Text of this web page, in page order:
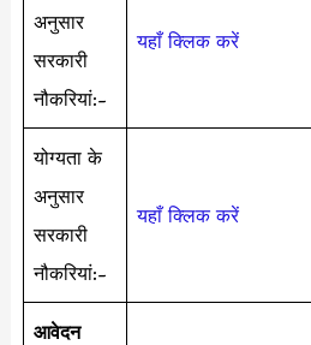
अनुसार
सरकारी
नौकरियां:-
यहाँ क्लिक करें
योग्यता के
अनुसार
सरकारी
नौकरियां:-
यहाँ क्लिक करें
आवेदन